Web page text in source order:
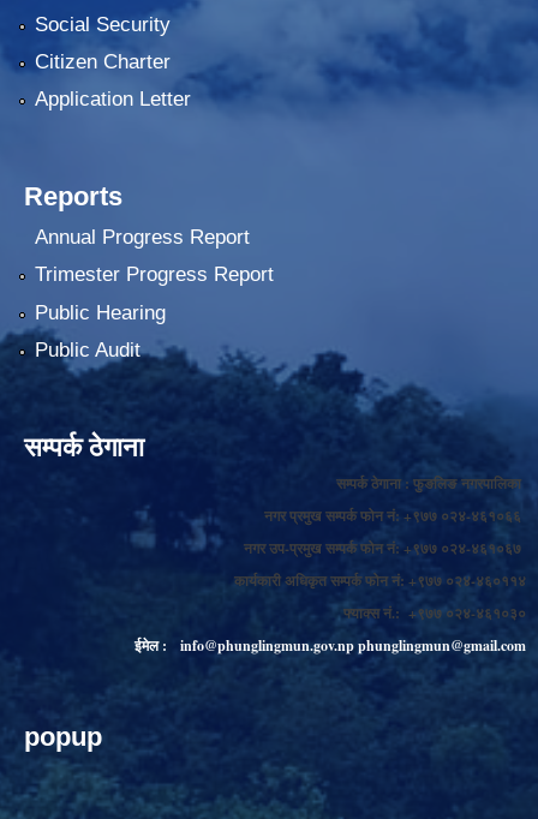
Social Security
Citizen Charter
Application Letter
Reports
Annual Progress Report
Trimester Progress Report
Public Hearing
Public Audit
सम्पर्क ठेगाना
सम्पर्क ठेगाना : फुङलिङ नगरपालिका
नगर प्रमुख सम्पर्क फोन नं: +९७७ ०२४-४६१०६६
नगर उप-प्रमुख सम्पर्क फोन नं: +९७७ ०२४-४६१०६७
कार्यकारी अधिकृत सम्पर्क फोन नं: +९७७ ०२४-४६०११४
फ्याक्स नं.: +९७७ ०२४-४६१०३०
ईमेल :
info@phunglingmun.gov.npphunglingmun@gmail.com
popup